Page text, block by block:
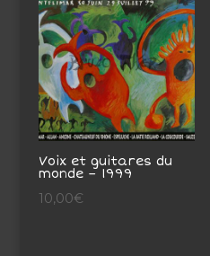
Voix et guitares du
monde – 1999
10,00€